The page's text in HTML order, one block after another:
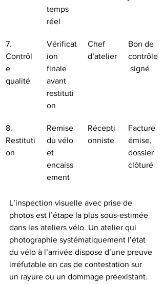
temps
réel
7.
Contrôl
e
qualité
Vérificat
ion
finale
avant
restituti
on
Chef
d’atelier
Bon de
contrôle
signé
8.
Restituti
on
Remise
du vélo
et
encaiss
ement
Récepti
onniste
Facture
émise,
dossier
clôturé
L’inspection visuelle avec prise de
photos est l’étape la plus sous-estimée
dans les ateliers vélo. Un atelier qui
photographie systématiquement l’état
du vélo à l’arrivée dispose d’une preuve
irréfutable en cas de contestation sur
un rayure ou un dommage préexistant.